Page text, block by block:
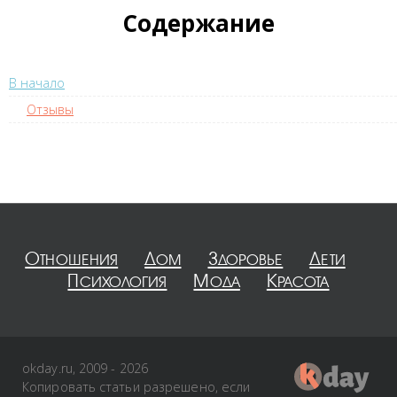
Содержание
В начало
Отзывы
Отношения Дом Здоровье
Дети
Психология
Мода Красота
okday.ru, 2009 - 2026
Копировать статьи разрешено, если